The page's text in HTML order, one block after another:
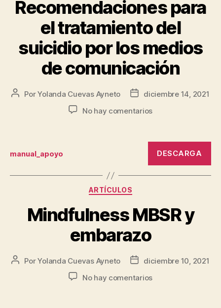
Recomendaciones para
el tratamiento del
suicidio por los medios
de comunicación
PorYolanda Cuevas Ayneto
diciembre 14, 2021
No hay comentarios
manual_apoyo DESCARGA
ARTÍCULOS
Mindfulness MBSR y
embarazo
PorYolanda Cuevas Ayneto
diciembre 10, 2021
No hay comentarios